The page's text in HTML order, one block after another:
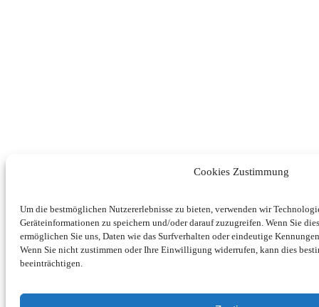
Cookies Zustimmung
Um die bestmöglichen Nutzererlebnisse zu bieten, verwenden wir
Geräteinformationen zu speichern und/oder darauf zuzugreifen. Wenn Sie
ermöglichen Sie uns, Daten wie das Surfverhalten oder eindeutige
Wenn Sie nicht zustimmen oder Ihre Einwilligung widerrufen, kann dies
beeinträchtigen.